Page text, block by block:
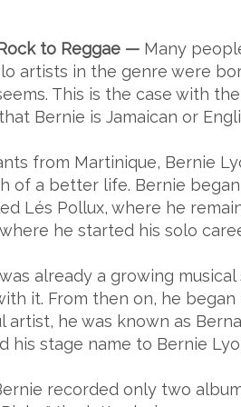
to Reggae — Many
artists in the genre were
This is the case with
Bernie is Jamaican or
from Martinique, Bernie
of a better life. Bernie
Lés Pollux, where he
he started his solo
already a growing
it. From then on, he
artist, he was known as
his stage name to Bernie
recorded only two